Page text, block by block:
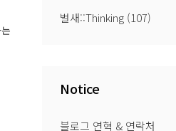
벌새::Thinking (107)
Notice
블로그 연혁 & 연락처